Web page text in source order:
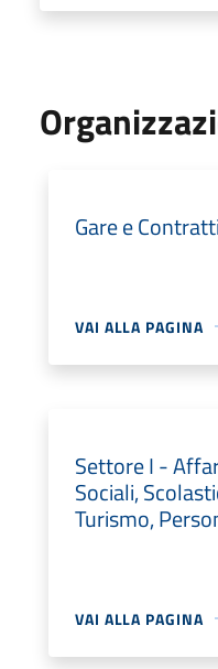
Gare e Contratti
VAI ALLA PAGINA
Settore I -
Sociali,
Turismo,
VAI ALLA PAGINA